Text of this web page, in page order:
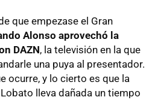
que empezase el Gran
Alonso aprovechó la
DAZN, la televisión en la que
una puya al presentador.
ocurre, y lo cierto es que la
lleva dañada un tiempo